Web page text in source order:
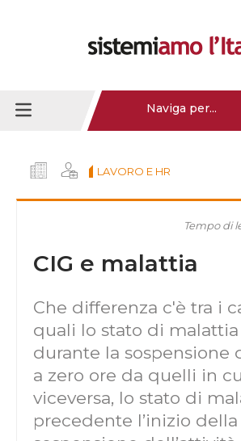
Naviga per...
LAVORO E HR
Tempo di
CIG e malattia
Che differenza c'è tra i
quali lo stato di malattia
durante la sospensione
a zero ore da quelli in
viceversa, lo stato di
precedente l’inizio della